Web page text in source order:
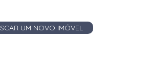
UM NOVO IMÓVEL